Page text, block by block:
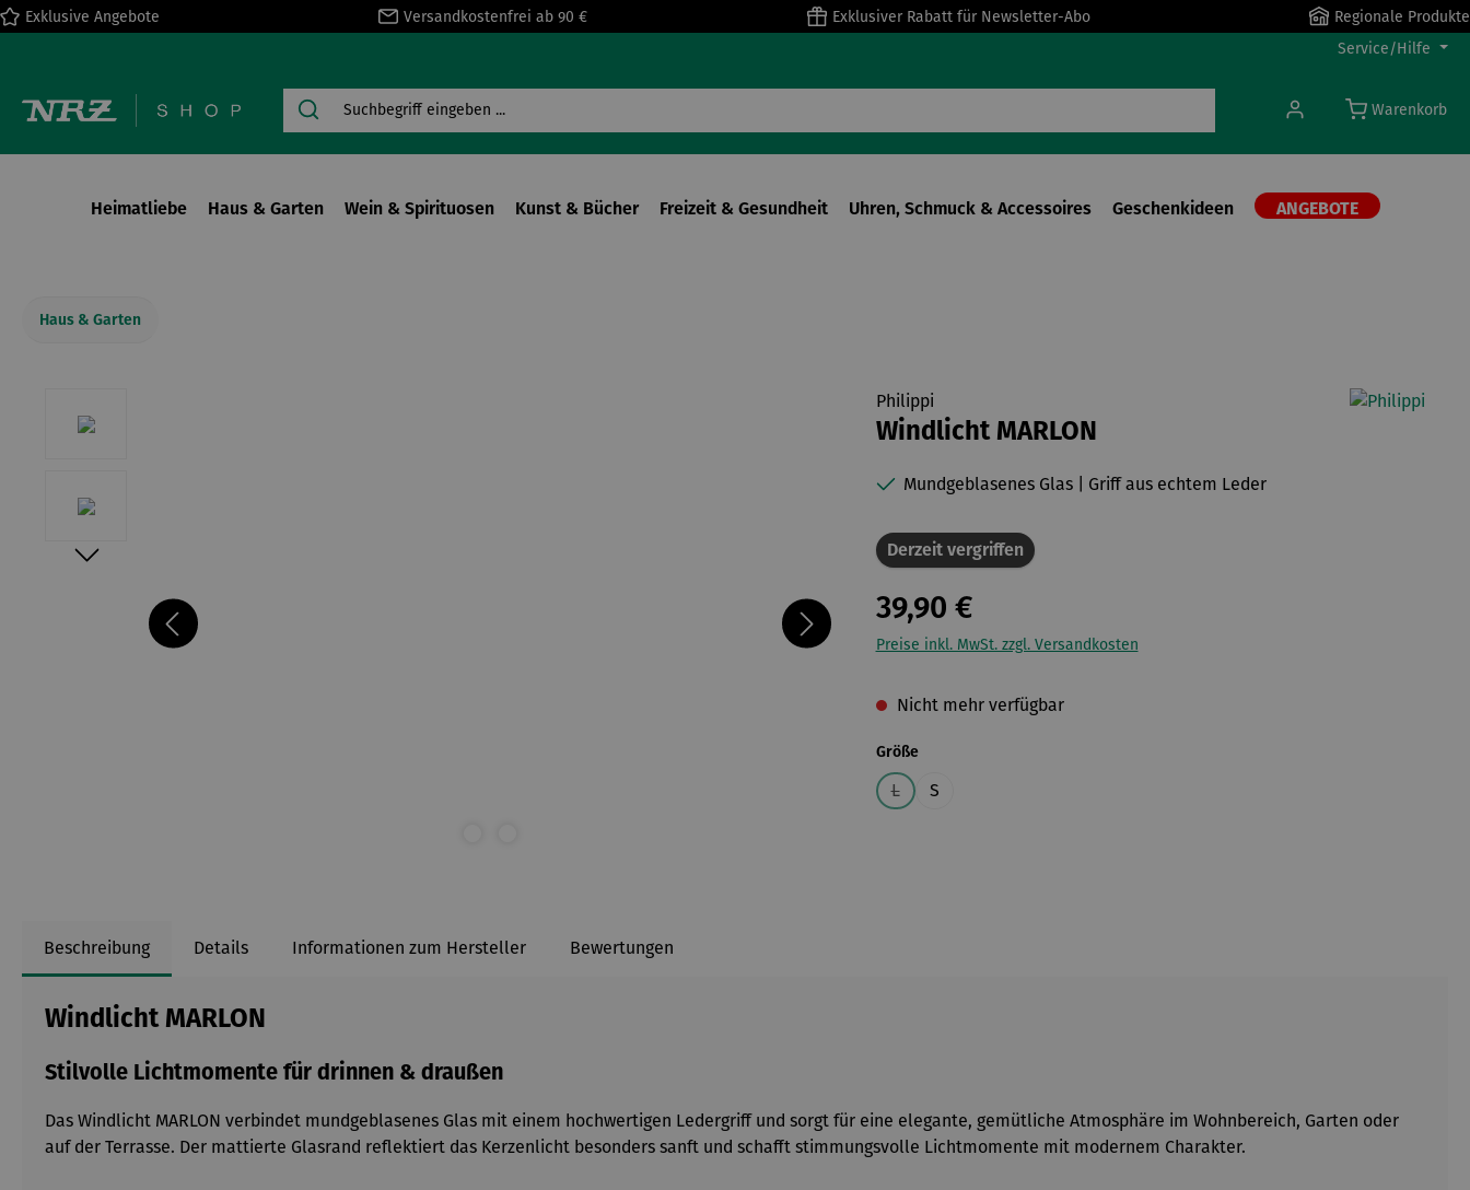
Zur Hauptnavigation springen
Exklusive Angebote Versandkostenfrei ab 90 € Exklusiver Rabatt für Newsletter-Abo
Regionale Produkte
Service/Hilfe
Warenkorb
Heimatliebe Haus & Garten Wein & Spirituosen Kunst & Bücher Freizeit & Gesundheit Uhren, Schmuck & Accessoires Geschenkideen ANGEBOTE
Haus & Garten
Philippi
Windlicht MARLON
Mundgeblasenes Glas | Griff aus echtem Leder
Derzeit vergriffen
39,90 €
Preise inkl. MwSt. zzgl. Versandkosten
Nicht mehr verfügbar
Größeauswählen
L
(Diese Option ist zurzeit nicht verfügbar.)
S
Beschreibung Details Informationen zum Hersteller Bewertungen
Windlicht MARLON
Stilvolle Lichtmomente für drinnen & draußen
Das Windlicht MARLON verbindet mundgeblasenes Glas mit einem hochwertigen Ledergriff und sorgt für eine elegante, gemütliche Atmosphäre im Wohnbereich, Garten oder
auf der Terrasse. Der mattierte Glasrand reflektiert das Kerzenlicht besonders sanft und schafft stimmungsvolle Lichtmomente mit modernem Charakter.